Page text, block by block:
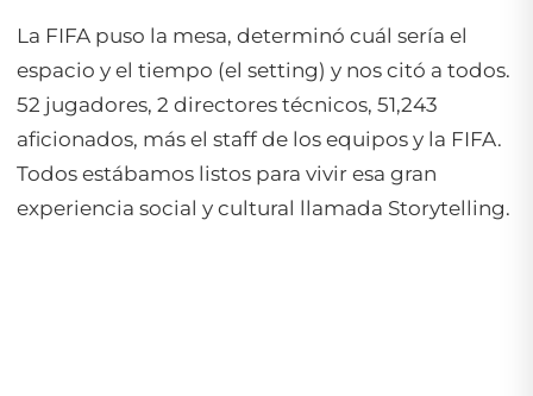
La FIFA puso la mesa, determinó cuál sería el
espacio y el tiempo (el setting) y nos citó a todos.
52 jugadores, 2 directores técnicos, 51,243
aficionados, más el staff de los equipos y la FIFA.
Todos estábamos listos para vivir esa gran
experiencia social y cultural llamada Storytelling.